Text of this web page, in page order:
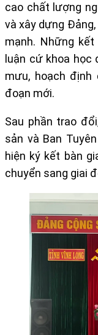
cao chất lượng
và xây dựng
mạnh. Những
luận cứ khoa học
mưu, hoạch định
đoạn mới.
Sau phần trao
sản và Ban
hiện ký kết bàn
chuyển sang giai